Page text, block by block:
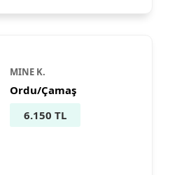
MINE K.
Ordu/Çamaş
6.150 TL